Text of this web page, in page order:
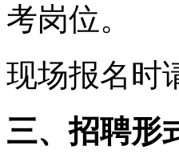
考岗位。
现场报名时
三、招聘形